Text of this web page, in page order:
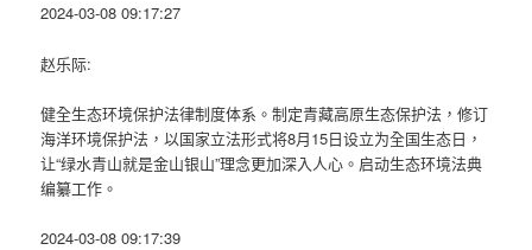
2024-03-08 09:17:27
赵乐际:
健全生态环境保护法律制度体系。制定青藏高原生态保护法，修订
海洋环境保护法，以国家立法形式将8月15日设立为全国生态日，
让“绿水青山就是金山银山”理念更加深入人心。启动生态环境法典
编纂工作。
2024-03-08 09:17:39